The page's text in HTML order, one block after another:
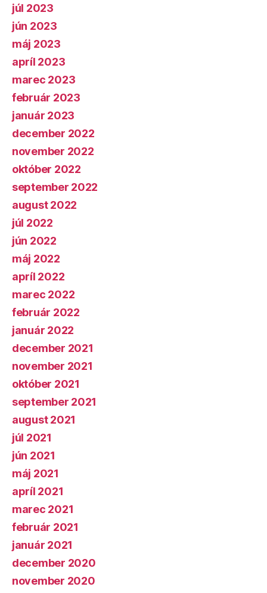
júl 2023
jún 2023
máj 2023
apríl 2023
marec 2023
február 2023
január 2023
december 2022
november 2022
október 2022
september 2022
august 2022
júl 2022
jún 2022
máj 2022
apríl 2022
marec 2022
február 2022
január 2022
december 2021
november 2021
október 2021
september 2021
august 2021
júl 2021
jún 2021
máj 2021
apríl 2021
marec 2021
február 2021
január 2021
december 2020
november 2020